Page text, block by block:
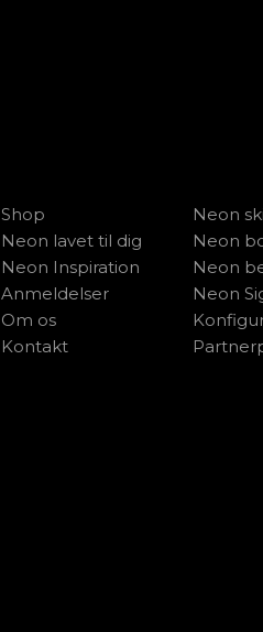
Shop
Neon lavet til dig
Neon Inspiration
Anmeldelser
Om os
Kontakt
Neon
Neon
Neon
Neon